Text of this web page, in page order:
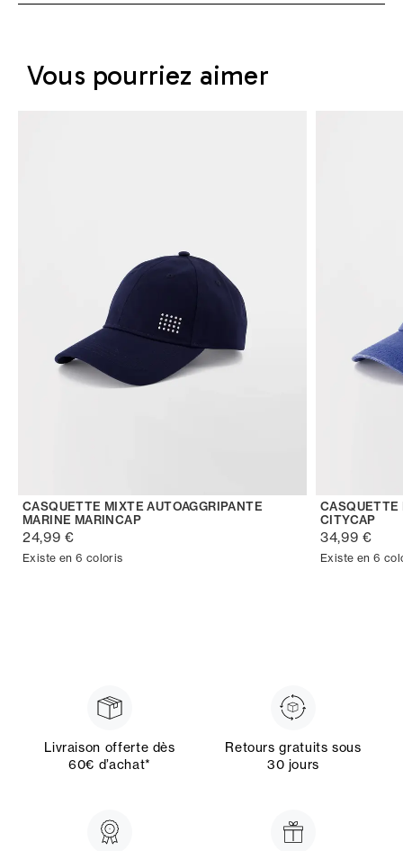
Vous pourriez aimer
CASQUETTE MIXTE AUTOAGGRIPANTE
MARINE MARINCAP
24,99 €
Existe en 6 coloris
CASQUETTE
CITYCAP
34,99 €
Existe en 6
Livraison offerte dès
60€ d’achat*
Retours gratuits sous
30 jours